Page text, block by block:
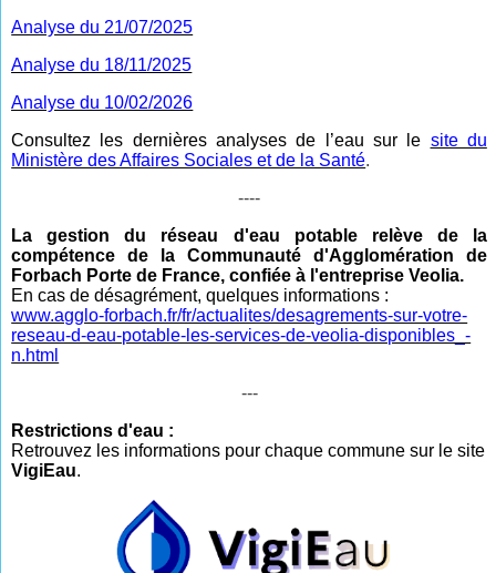
Analyse du 21/07/2025
Analyse du 18/11/2025
Analyse du 10/02/2026
Consultez les dernières analyses de l’eau sur le site du
Ministère des Affaires Sociales et de la Santé.
----
La gestion du réseau d'eau potable relève de la
compétence de la Communauté d'Agglomération de
Forbach Porte de France, confiée à l'entreprise Veolia.
En cas de désagrément, quelques informations :
www.agglo-forbach.fr/fr/actualites/desagrements-sur-votre-
reseau-d-eau-potable-les-services-de-veolia-disponibles_-
n.html
---
Restrictions d'eau :
Retrouvez les informations pour chaque commune sur le site
VigiEau.